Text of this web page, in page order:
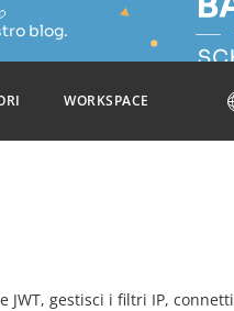
blog.
WORKSPACE
JWT, gestisci i filtri IP, connetti